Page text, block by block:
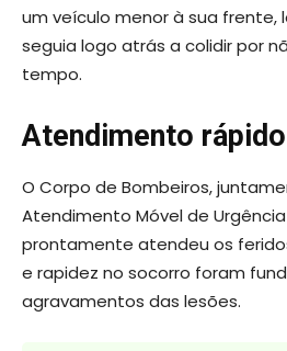
um veículo menor à sua frente,
seguia logo atrás a colidir por
tempo.
Atendimento
O Corpo de Bombeiros,
Atendimento Móvel de
prontamente atendeu os
e rapidez no socorro foram
agravamentos das lesões.